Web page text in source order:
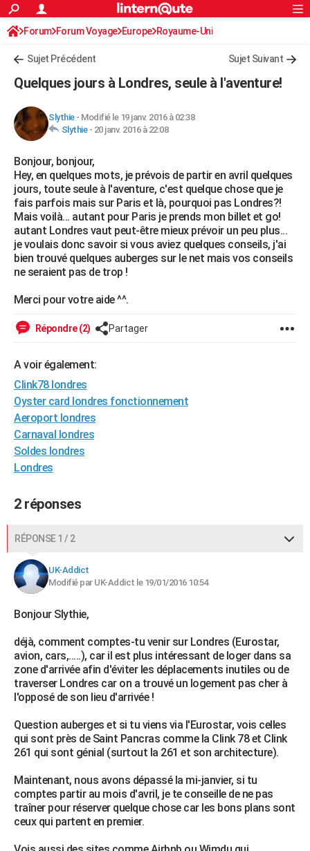
ACTUALITÉS
Politique
Société
Faits Divers
Education
Monde
Villes
+
Retraite
Impôts
Epargne
Immobilier
Risques naturels par ville
Banque
Assurance
Crédit
AUTO
HIGH-TECH
Mobiles
Meilleur smartphone
Internet
Ordinateurs
Jeux vidéo
Guide high-tech
+BRICOLAGE
Forum
Aménagement intérieur
Extérieur
Cuisine
Salle de bains
Jardinage
Rangement
WEEK-END
Guides de France
Escapades
Patrimoine
Expositions
Musées
Week-end nature
+LIFESTYLE
Art de vivre
Modes de vie
SANTE
Alimentation
Guide de la santé
Maladies
Médicaments
Sommeil
VOYAGE
Destinations
City break
Voyage nature
Voyage de noces
Forum
Climat
PHOTO
BONS PLANS
CARTE DE VOEUX
Carte de Noël
Carte Bonne année
Carte Saint-Valentin
Carte Pâques
Carte d'anniversaire
DICTIONNAIRE
Dictionnaire
Biographies
Citations
Expressions
Proverbes
PROGRAMME TV
Bricolage
Lifestyle
Culture
Sport
Auto
Television
Voyage
Cinema
S'inscrire
Connexion
Forum Forum Voyage Europe Royaume-Uni
Sujet Précédent Sujet Suivant
Quelques jours à Londres, seule à l'aventure!
Slythie- Modifié le 19 janv. 2016 à 02:38
Slythie- 20 janv. 2016 à 22:08
Bonjour, bonjour,
Hey, en quelques mots, je prévois de partir en avril quelques
jours, toute seule à l'aventure, c'est quelque chose que je
fais parfois mais sur Paris et là, pourquoi pas Londres?!
Mais voilà... autant pour Paris je prends mon billet et go!
autant Londres vaut peut-être mieux prévoir un peu plus...
je voulais donc savoir si vous aviez quelques conseils, j'ai
bien trouvé quelques auberges sur le net mais vos conseils
ne seraient pas de trop !
Merci pour votre aide ^^.
Répondre (2) Partager
A voir également:
Clink78 londres
Oyster card londres fonctionnement
Aeroport londres
Carnaval londres
Soldes londres
Londres
2 réponses
RÉPONSE 1 / 2
UK-Addict
Modifié par UK-Addict le 19/01/2016 10:54
Bonjour Slythie,
déjà, comment comptes-tu venir sur Londres (Eurostar,
avion, cars,.....), car il est plus intéressant de loger dans sa
zone d'arrivée afin d'éviter les déplacements inutiles ou de
traverser Londres car on a trouvé un logement pas cher à
l'opposé de son lieu d'arrivée !
Question auberges et si tu viens via l'Eurostar, vois celles
qui sont près de Saint Pancras comme la Clink 78 et Clink
261 qui sont génial (surtout la 261 et son architecture).
Maintenant, nous avons dépassé la mi-janvier, si tu
comptes partir au mois d'avril, je te conseille de ne pas
traîner pour réserver quelque chose car les bons plans sont
ceux qui partent en premier.